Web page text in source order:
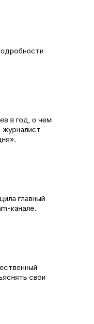
в год, о чем
журналист
главный
канале.
свои